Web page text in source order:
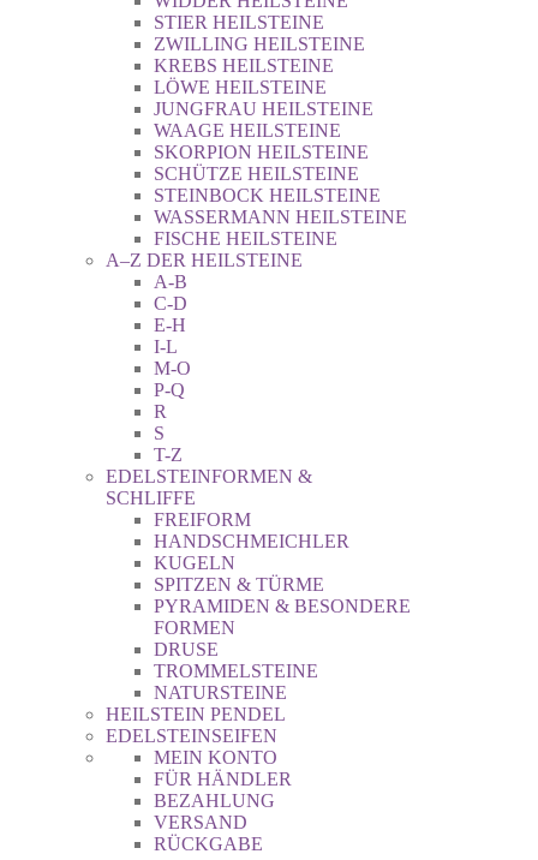
STIER HEILSTEINE
ZWILLING HEILSTEINE
KREBS HEILSTEINE
LÖWE HEILSTEINE
JUNGFRAU HEILSTEINE
WAAGE HEILSTEINE
SKORPION HEILSTEINE
SCHÜTZE HEILSTEINE
STEINBOCK HEILSTEINE
WASSERMANN HEILSTEINE
FISCHE HEILSTEINE
A–Z DER HEILSTEINE
A-B
C-D
E-H
I-L
M-O
P-Q
R
S
T-Z
EDELSTEINFORMEN &
SCHLIFFE
FREIFORM
HANDSCHMEICHLER
KUGELN
SPITZEN & TÜRME
PYRAMIDEN & BESONDERE
FORMEN
DRUSE
TROMMELSTEINE
NATURSTEINE
HEILSTEIN PENDEL
EDELSTEINSEIFEN
MEIN KONTO
FÜR HÄNDLER
BEZAHLUNG
VERSAND
RÜCKGABE